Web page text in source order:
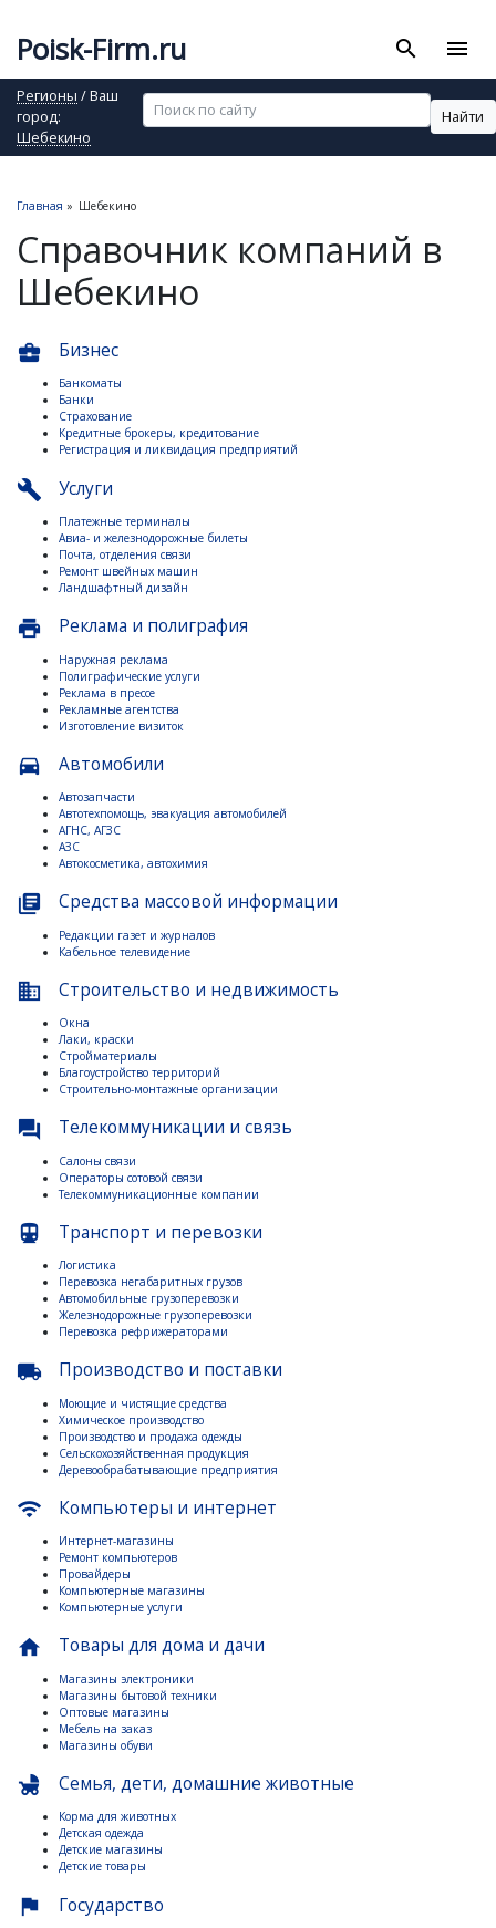
Poisk-Firm.ru search menu
Регионы / Ваш
город:
Шебекино
Найти
Главная » Шебекино
Справочник компаний в
Шебекино
business_center Бизнес
Банкоматы
Банки
Страхование
Кредитные брокеры, кредитование
Регистрация и ликвидация предприятий
build Услуги
Платежные терминалы
Авиа- и железнодорожные билеты
Почта, отделения связи
Ремонт швейных машин
Ландшафтный дизайн
print Реклама и полиграфия
Наружная реклама
Полиграфические услуги
Реклама в прессе
Рекламные агентства
Изготовление визиток
directions_car Автомобили
Автозапчасти
Автотехпомощь, эвакуация автомобилей
АГНС, АГЗС
АЗС
Автокосметика, автохимия
library_books Средства массовой информации
Редакции газет и журналов
Кабельное телевидение
business Строительство и недвижимость
Окна
Лаки, краски
Стройматериалы
Благоустройство территорий
Строительно-монтажные организации
question_answer Телекоммуникации и связь
Салоны связи
Операторы сотовой связи
Телекоммуникационные компании
directions_subway Транспорт и перевозки
Логистика
Перевозка негабаритных грузов
Автомобильные грузоперевозки
Железнодорожные грузоперевозки
Перевозка рефрижераторами
local_shipping Производство и поставки
Моющие и чистящие средства
Химическое производство
Производство и продажа одежды
Сельскохозяйственная продукция
Деревообрабатывающие предприятия
wifi Компьютеры и интернет
Интернет-магазины
Ремонт компьютеров
Провайдеры
Компьютерные магазины
Компьютерные услуги
home Товары для дома и дачи
Магазины электроники
Магазины бытовой техники
Оптовые магазины
Мебель на заказ
Магазины обуви
child_friendly Семья, дети, домашние животные
Корма для животных
Детская одежда
Детские магазины
Детские товары
flag Государство